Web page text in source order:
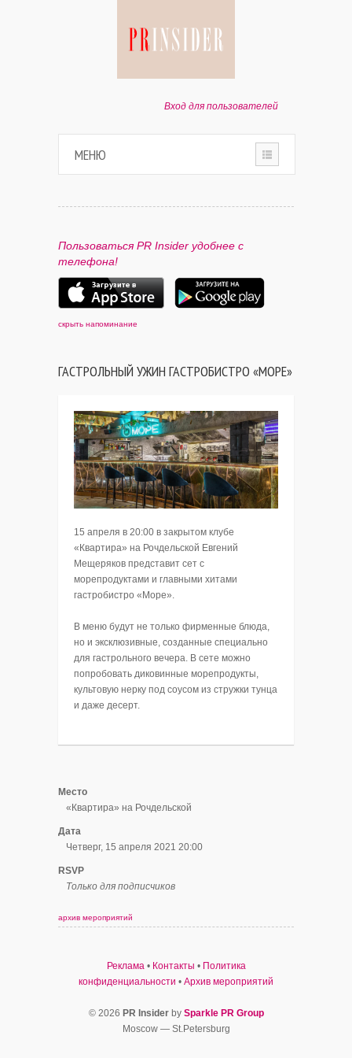
Вход для пользователей
МЕНЮ
ПАРТНЕРАМ
КОНТАКТЫ
Пользоваться PR Insider удобнее с
телефона!
скрыть напоминание
ГАСТРОЛЬНЫЙ УЖИН ГАСТРОБИСТРО «МОРЕ»
15 апреля в 20:00 в закрытом клубе
«Квартира» на Рочдельской Евгений
Мещеряков представит сет с
морепродуктами и главными хитами
гастробистро «Море».
В меню будут не только фирменные блюда,
но и эксклюзивные, созданные специально
для гастрольного вечера. В сете можно
попробовать диковинные морепродукты,
культовую нерку под соусом из стружки тунца
и даже десерт.
Место
«Квартира» на Рочдельской
Дата
Четверг, 15 апреля 2021 20:00
RSVP
Только для подписчиков
архив мероприятий
Реклама• Контакты • Политика
конфиденциальности • Архив мероприятий
© 2026 PR Insiderby Sparkle PR Group
Moscow — St.Petersburg